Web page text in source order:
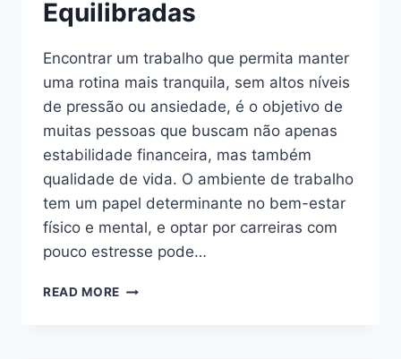
Equilibradas
Encontrar um trabalho que permita manter
uma rotina mais tranquila, sem altos níveis
de pressão ou ansiedade, é o objetivo de
muitas pessoas que buscam não apenas
estabilidade financeira, mas também
qualidade de vida. O ambiente de trabalho
tem um papel determinante no bem-estar
físico e mental, e optar por carreiras com
pouco estresse pode…
READ MORE TRABALHOS